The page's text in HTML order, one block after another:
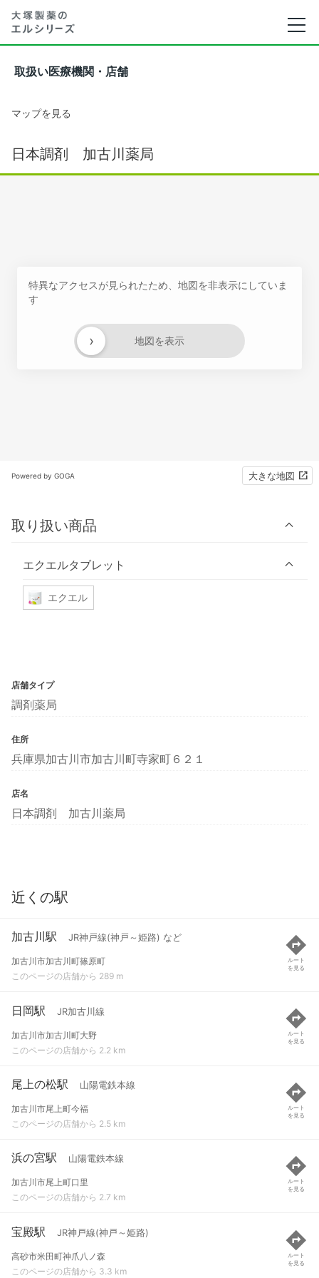
取扱い医療機関・店舗
マップを見る
日本調剤 加古川薬局
特異なアクセスが見られたため、地図を非表示にしていま
す
地図を表示
›
Powered by GOGA 大きな地図
取り扱い商品
エクエルタブレット
エクエル
店舗タイプ
調剤薬局
住所
兵庫県加古川市加古川町寺家町６２１
店名
日本調剤 加古川薬局
近くの駅
加古川駅 JR神戸線(神戸～姫路) など
加古川市加古川町篠原町
このページの店舗から 289 m
ルート
を見る
日岡駅 JR加古川線
加古川市加古川町大野
このページの店舗から 2.2 km
ルート
を見る
尾上の松駅 山陽電鉄本線
加古川市尾上町今福
このページの店舗から 2.5 km
ルート
を見る
浜の宮駅 山陽電鉄本線
加古川市尾上町口里
このページの店舗から 2.7 km
ルート
を見る
宝殿駅 JR神戸線(神戸～姫路)
高砂市米田町神爪八ノ森
このページの店舗から 3.3 km
ルート
を見る